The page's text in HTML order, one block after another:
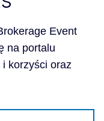
Event
na portalu
korzyści oraz